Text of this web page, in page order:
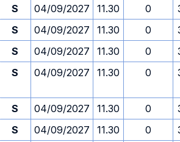
S 04/09/2027 11.30 0
S 04/09/2027 11.30 0
S 04/09/2027 11.30 0
S 04/09/2027 11.30 0
S 04/09/2027 11.30 0
S 04/09/2027 11.30 0